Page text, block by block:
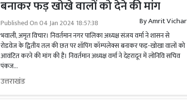
बनाकर फड़ खोखे वालों को देने की मांग
Published On04 Jan 2024 18:57:38 ByAmrit Vichar
भवाली, अमृत विचार। निवर्तमान नगर पालिका अध्यक्ष संजय वर्मा ने शासन से
रोडवेज के द्वितीय तल की छत पर शॉपिंग कॉम्पलेक्स बनाकर फड़-खोखा वालों को
आवंटित करने की मांग की है। निवर्तमान अध्यक्ष वर्मा ने देहरादून में लोनिवि सचिव
पंकज...
उत्तराखंड